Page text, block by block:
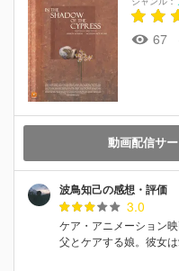
67
動画配信サ
波鳥知己の感想・評価
3.0
ケア・アニメーション
父とケアする娘。彼女